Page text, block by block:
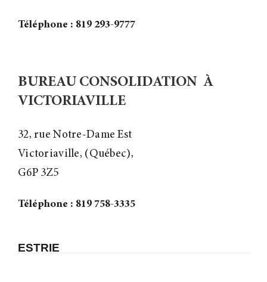
Téléphone : 819 293-9777
BUREAU CONSOLIDATION À
VICTORIAVILLE
32, rue Notre-Dame Est
Victoriaville, (Québec),
G6P 3Z5
Téléphone : 819 758-3335
ESTRIE